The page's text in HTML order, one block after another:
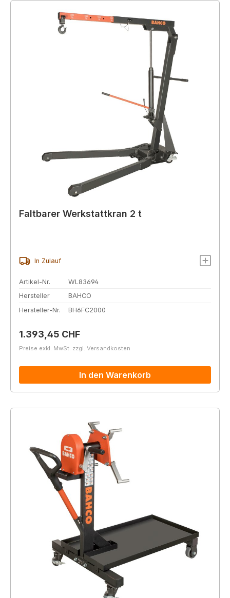
Faltbarer Werkstattkran 2 t
In Zulauf
Artikel-Nr.
WL83694
Hersteller
BAHCO
Hersteller-Nr.
BH6FC2000
Regulärer Preis:
1.393,45 CHF
Preise exkl. MwSt. zzgl. Versandkosten
In den Warenkorb